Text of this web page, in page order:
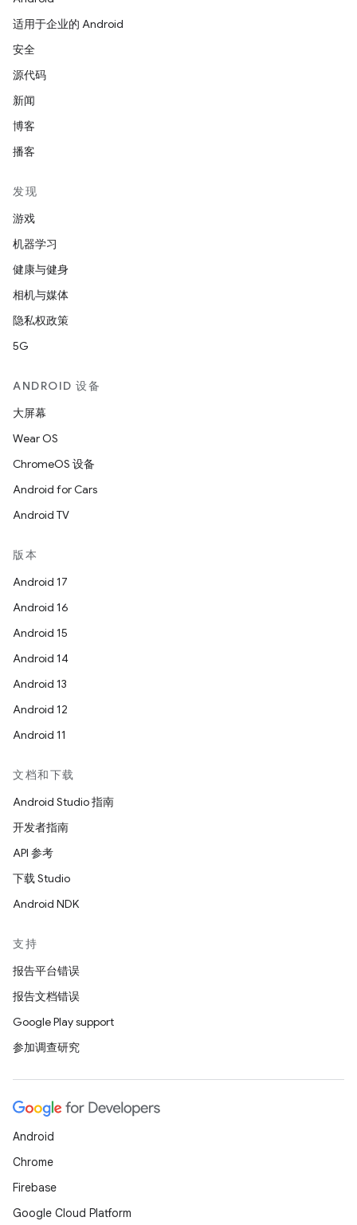
适用于企业的 Android
安全
源代码
新闻
博客
播客
发现
游戏
机器学习
健康与健身
相机与媒体
隐私权政策
5G
ANDROID 设备
大屏幕
Wear OS
ChromeOS 设备
Android for Cars
Android TV
版本
Android 17
Android 16
Android 15
Android 14
Android 13
Android 12
Android 11
文档和下载
Android Studio 指南
开发者指南
API 参考
下载 Studio
Android NDK
支持
报告平台错误
报告文档错误
Google Play support
参加调查研究
Android
Chrome
Firebase
Google Cloud Platform